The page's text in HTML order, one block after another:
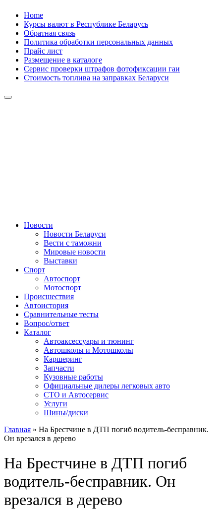
Skip
content
Home
Курсы валют в Республике Беларусь
Обратная связь
Политика обработки персональных данных
Прайс лист
Размещение в каталоге
Сервис проверки штрафов фотофиксации гаи
Стоимость топлива на заправках Беларуси
Сайт про автомобили
Новости
Новости Беларуси
Вести с таможни
Мировые новости
Выставки
Спорт
Автоспорт
Мотоспорт
Происшествия
Автоистория
Сравнительные тесты
Вопрос/ответ
Каталог
Автоакcессуары и тюнинг
Автошколы и Мотошколы
Каршеринг
Запчасти
Кузовные работы
Официальные дилеры легковых авто
СТО и Автосервис
Услуги
Шины/диски
Главная » На Брестчине в ДТП погиб водитель-бесправник.
Он врезался в дерево
На Брестчине в ДТП погиб
водитель-бесправник. Он
врезался в дерево